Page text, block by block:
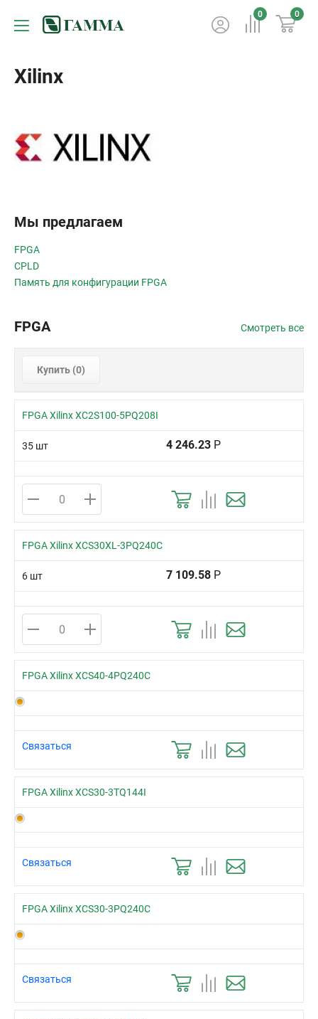
0 0
Xilinx
Мы предлагаем
FPGA
CPLD
Память для конфигурации FPGA
FPGA Смотреть все
Купить (0)
FPGA Xilinx XC2S100-5PQ208I
35 шт 4 246.23 Р
FPGA Xilinx XCS30XL-3PQ240C
6 шт 7 109.58 Р
FPGA Xilinx XCS40-4PQ240C
Связаться
FPGA Xilinx XCS30-3TQ144I
Связаться
FPGA Xilinx XCS30-3PQ240C
Связаться